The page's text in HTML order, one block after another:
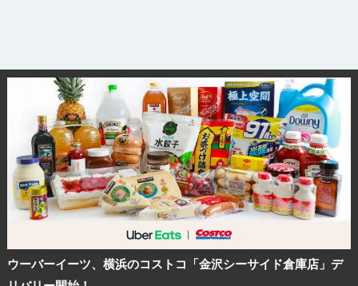
ウーバーイーツ、横浜のコストコ「金沢シーサイド倉庫店」デ